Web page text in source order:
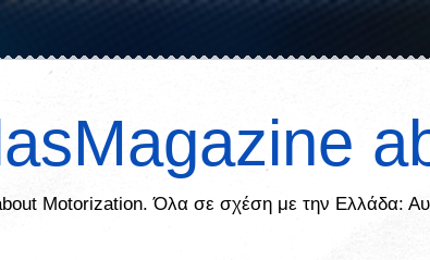
Motorization. Όλα σε σχέση με την Ελλάδα: